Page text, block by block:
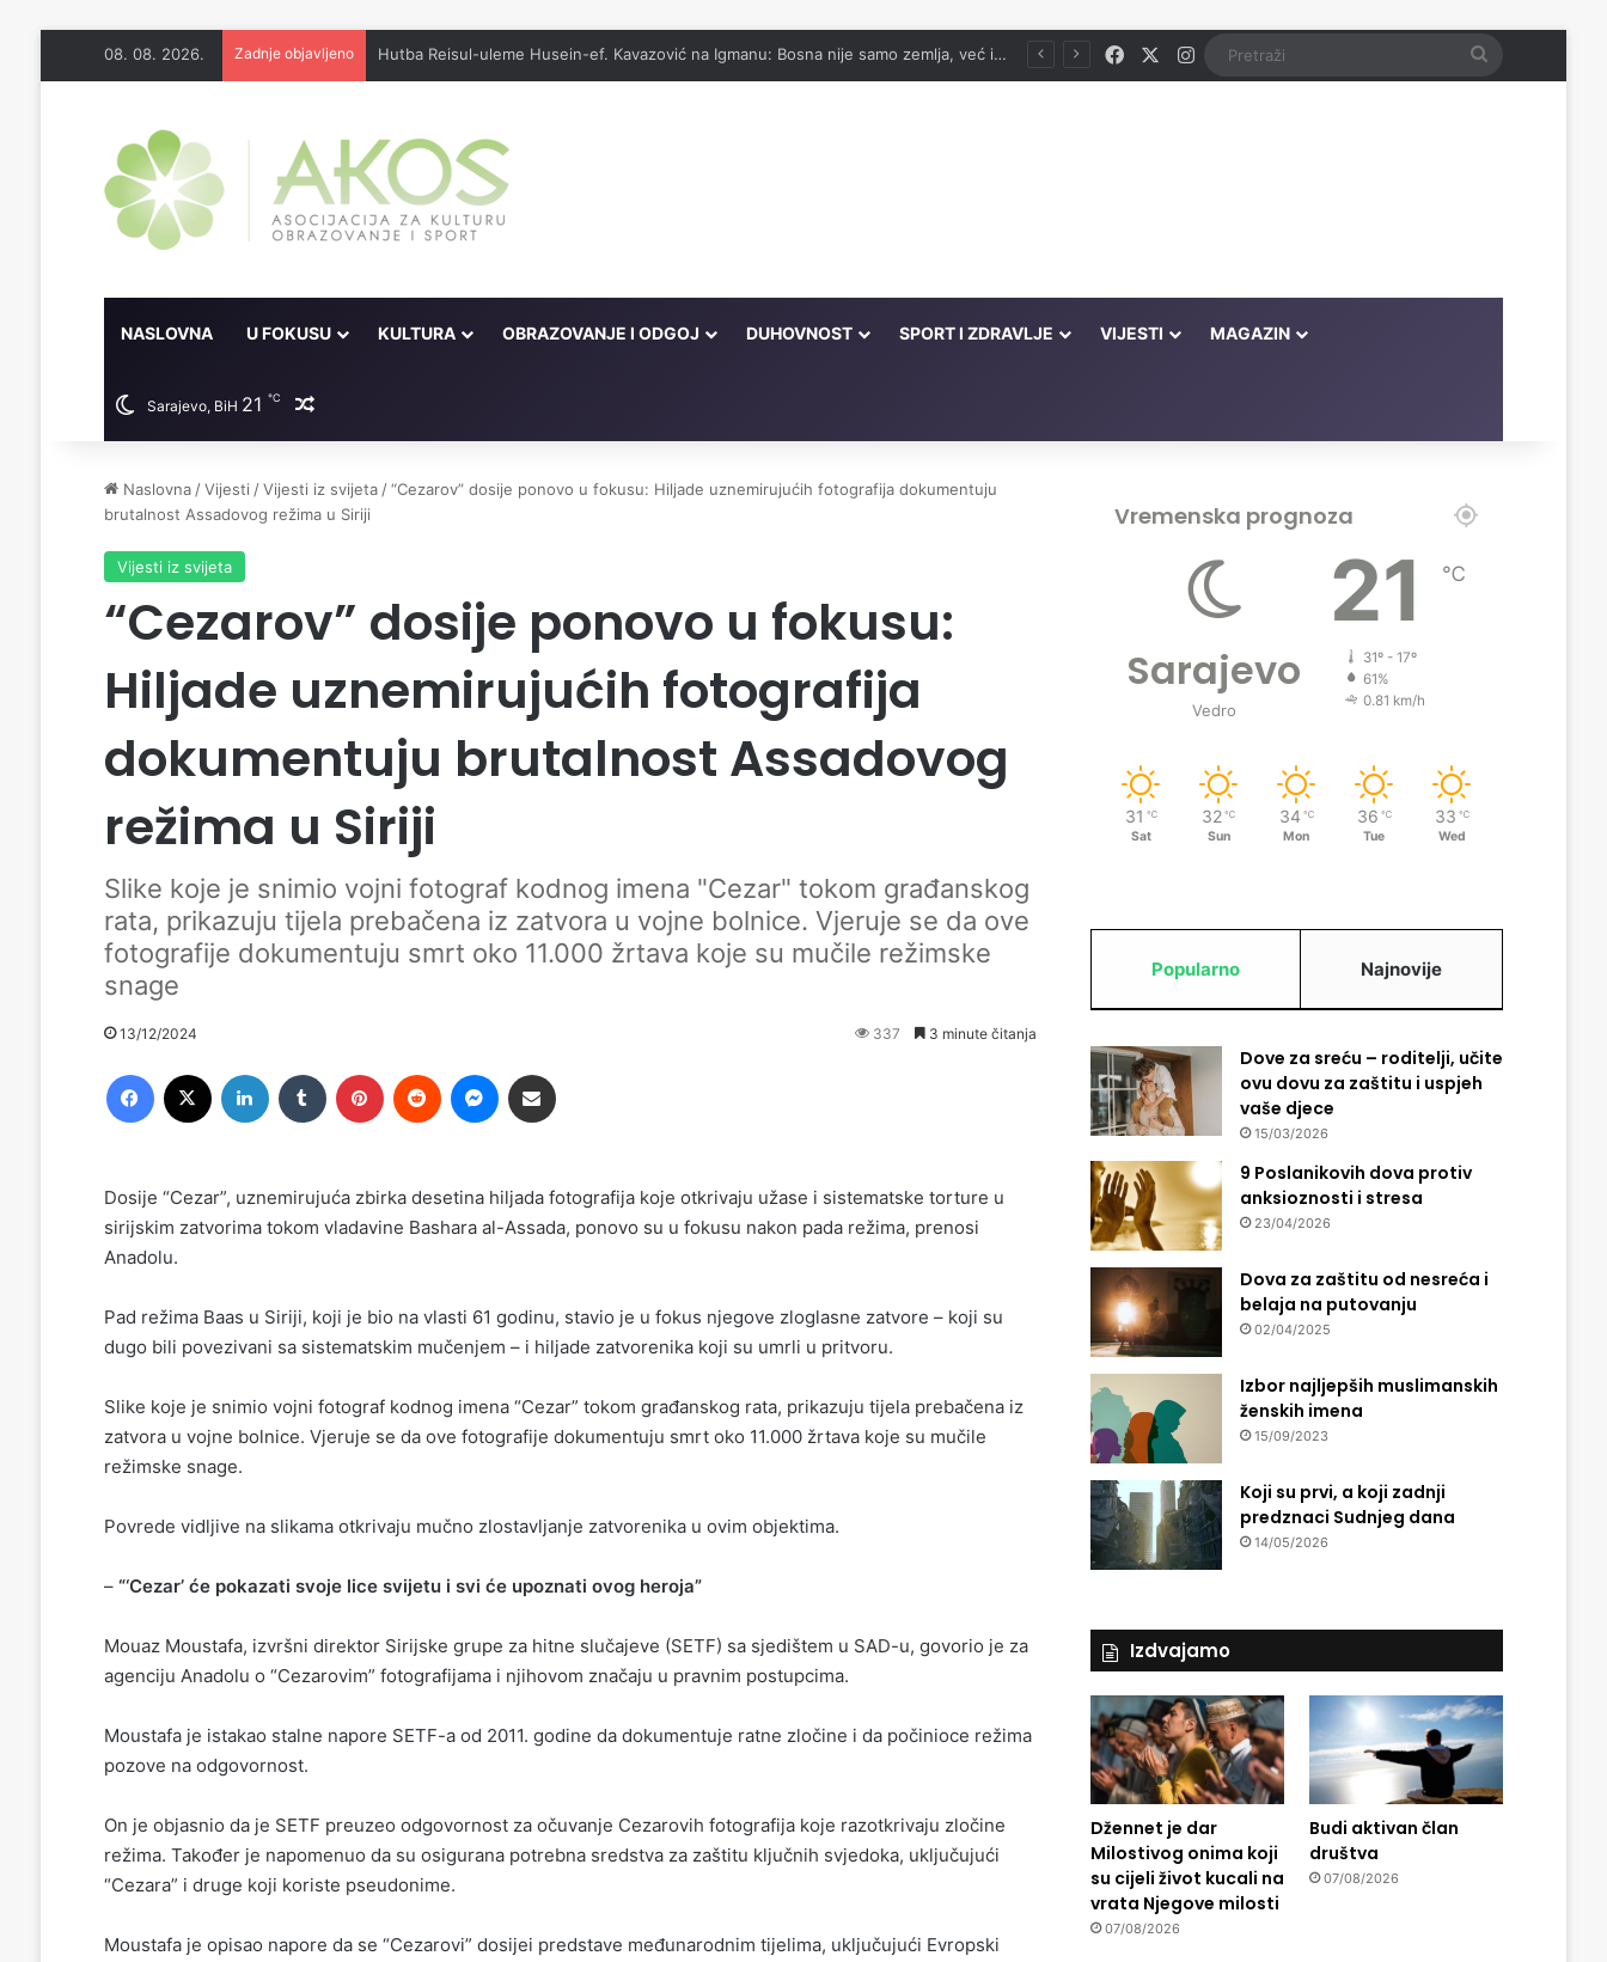
08. 08. 2026. Zadnje objavljeno Džennet je dar Milostivog onima koji su cijeli život kucali na vrata Njegove milosti FacebookInstagram Pretraži
NASLOVNA U FOKUSU KULTURA OBRAZOVANJE I ODGOJ DUHOVNOST SPORT I ZDRAVLJE VIJESTI MAGAZIN
Sarajevo, BiH 21 ℃ Random članak
Naslovna /Vijesti /Vijesti iz svijeta /“Cezarov” dosije ponovo u fokusu: Hiljade uznemirujućih fotografija dokumentuju
brutalnost Assadovog režima u Siriji
Vijesti iz svijeta
“Cezarov” dosije ponovo u fokusu:
Hiljade uznemirujućih fotografija
dokumentuju brutalnost Assadovog
režima u Siriji
Slike koje je snimio vojni fotograf kodnog imena "Cezar" tokom građanskog
rata, prikazuju tijela prebačena iz zatvora u vojne bolnice. Vjeruje se da ove
fotografije dokumentuju smrt oko 11.000 žrtava koje su mučile režimske
snage
13/12/2024 337 3 minute čitanja
Dosije “Cezar”, uznemirujuća zbirka desetina hiljada fotografija koje otkrivaju užase i sistematske torture u
sirijskim zatvorima tokom vladavine Bashara al-Assada, ponovo su u fokusu nakon pada režima, prenosi
Anadolu.
Pad režima Baas u Siriji, koji je bio na vlasti 61 godinu, stavio je u fokus njegove zloglasne zatvore – koji su
dugo bili povezivani sa sistematskim mučenjem – i hiljade zatvorenika koji su umrli u pritvoru.
Slike koje je snimio vojni fotograf kodnog imena “Cezar” tokom građanskog rata, prikazuju tijela prebačena iz
zatvora u vojne bolnice. Vjeruje se da ove fotografije dokumentuju smrt oko 11.000 žrtava koje su mučile
režimske snage.
Povrede vidljive na slikama otkrivaju mučno zlostavljanje zatvorenika u ovim objektima.
– “‘Cezar’ će pokazati svoje lice svijetu i svi će upoznati ovog heroja”
Mouaz Moustafa, izvršni direktor Sirijske grupe za hitne slučajeve (SETF) sa sjedištem u SAD-u, govorio je za
agenciju Anadolu o “Cezarovim” fotografijama i njihovom značaju u pravnim postupcima.
Moustafa je istakao stalne napore SETF-a od 2011. godine da dokumentuje ratne zločine i da počinioce režima
pozove na odgovornost.
On je objasnio da je SETF preuzeo odgovornost za očuvanje Cezarovih fotografija koje razotkrivaju zločine
režima. Također je napomenuo da su osigurana potrebna sredstva za zaštitu ključnih svjedoka, uključujući
“Cezara” i druge koji koriste pseudonime.
Moustafa je opisao napore da se “Cezarovi” dosijei predstave međunarodnim tijelima, uključujući Evropski
Vremenska prognoza
Sarajevo
Vedro
21 ℃
31º - 17º
61%
0.81 km/h
31 ℃
Sat
32 ℃
Sun
34 ℃
Mon
36 ℃
Tue
33 ℃
Wed
Popularno Najnovije
Dove za sreću – roditelji, učite
ovu dovu za zaštitu i uspjeh
vaše djece
15/03/2026
9 Poslanikovih dova protiv
anksioznosti i stresa
23/04/2026
Dova za zaštitu od nesreća i
belaja na putovanju
02/04/2025
Izbor najljepših muslimanskih
ženskih imena
15/09/2023
Koji su prvi, a koji zadnji
predznaci Sudnjeg dana
14/05/2026
Izdvajamo
Džennet je dar
Milostivog onima koji
su cijeli život kucali na
vrata Njegove milosti
07/08/2026
Budi aktivan član
društva
07/08/2026